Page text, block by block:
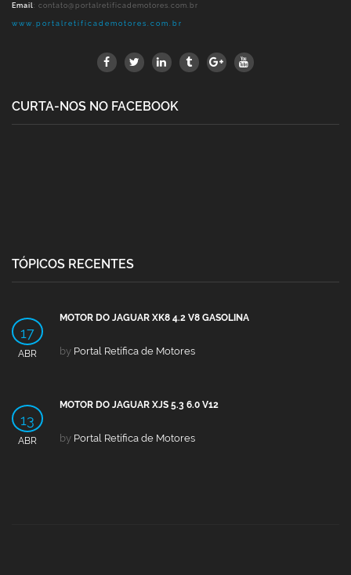
Email: contato@portalretificademotores.com.br
www.portalretificademotores.com.br
CURTA-NOS NO FACEBOOK
TÓPICOS RECENTES
17
ABR
MOTOR DO JAGUAR XK8 4.2 V8 GASOLINA
by Portal Retífica de Motores
13
ABR
MOTOR DO JAGUAR XJS 5.3 6.0 V12
by Portal Retífica de Motores